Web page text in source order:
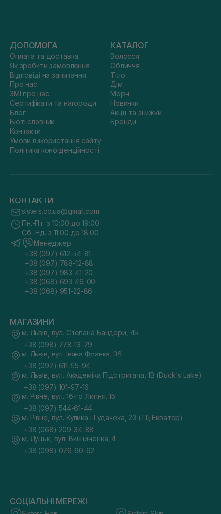
ДОПОМОГА
Оплата та доставка
Як зробити замовлення
Відповіді на запитання
Про нас
ЗМІ про нас
Сертифікати та нагороди
Блог
Бюті словник
Контакти
Умови використання сайту
Політика конфіденційності
КАТАЛОГ
Волосся
Обличчя
Тіло
Дім
Мерч
Новинки
Акції та знижки
Бренди
КОНТАКТИ
sisters.co.ua@gmail.com
Пн.-Пт. з 10:00 до 19:00
Сб.-Нд. з 11:00 до 18:00
Менеджер
+38 (097) 612-54-81
+38 (097) 788-12-88
+38 (097) 983-41-20
+38 (068) 693-46-00
+38 (068) 951-22-86
МАГАЗИНИ
м. Львів, вул. Степана Бандери, 45
+38 (098) 778-13-79
м. Львів, вул. Івана Франка, 36
+38 (097) 611-95-94
м. Львів, вул. Академіка Підстригача, 1В (Duck's Lake)
+38 (097) 101-97-16
м. Рівне, вул. 16-го Липня, 15
+38 (097) 544-61-44
м. Рівне, вул. Кулика і Гудачека, 23 (ТЦ Екватор)
+38 (068) 209-34-88
м. Луцьк, вул. Винниченка, 4
+38 (098) 076-60-62
СОЦІАЛЬНІ МЕРЕЖІ